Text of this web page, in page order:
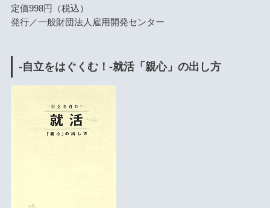
定価998円（税込）
発行／一般財団法人雇用開発センター
-自立をはぐくむ！-就活「親心」の出し方